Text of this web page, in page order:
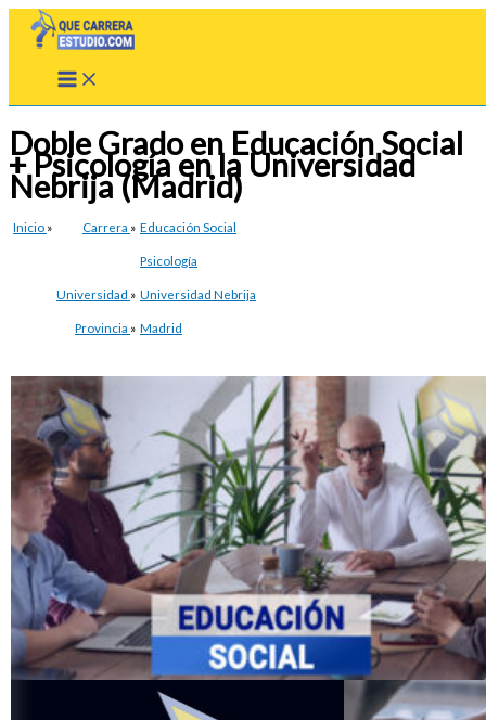
Doble Grado en Educación Social
+ Psicología en la Universidad
Nebrija (Madrid)
Inicio » Carrera » Educación Social
Psicología
Universidad » Universidad Nebrija
Provincia » Madrid